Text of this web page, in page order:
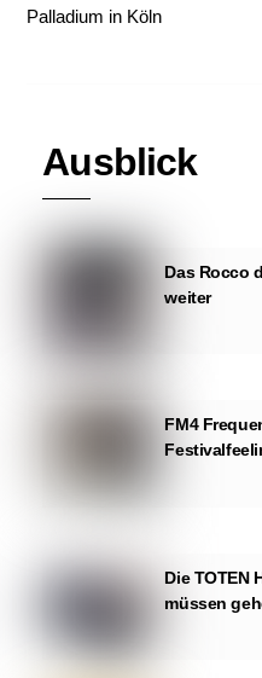
Palladium in Köln
Ausblick
Das Rocco
weiter
FM4
Die TOTEN
müssen